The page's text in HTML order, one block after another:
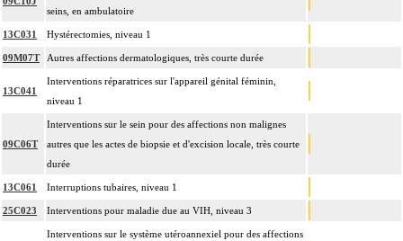
seins, en ambulatoire
13C031 Hystérectomies, niveau 1
09M07T Autres affections dermatologiques, très courte durée
13C041
Interventions réparatrices sur l'appareil génital féminin,
niveau 1
09C06T
Interventions sur le sein pour des affections non malignes
autres que les actes de biopsie et d'excision locale, très courte
durée
13C061 Interruptions tubaires, niveau 1
25C023 Interventions pour maladie due au VIH, niveau 3
Interventions sur le système utéroannexiel pour des affections